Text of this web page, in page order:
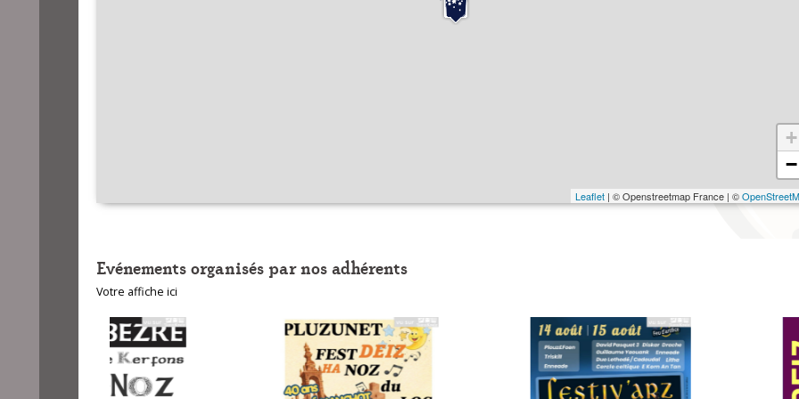
+
−
Leaflet| © Openstreetmap France | ©
Evénements organisés par nos adhérents
Votre affiche ici